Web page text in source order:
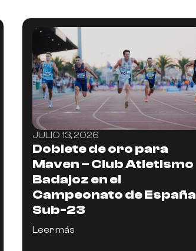
JULIO 13, 2026
Doblete de oro para
Maven – Club Atletismo
Badajoz en el
Campeonato de España
Sub-23
Leer más